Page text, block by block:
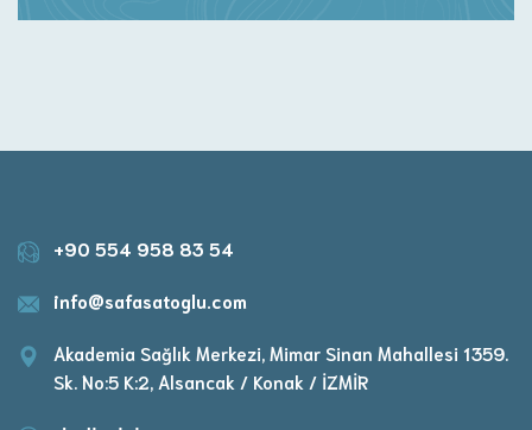
+90 554 958 83 54
info@safasatoglu.com
Akademia Sağlık Merkezi, Mimar Sinan Mahallesi 1359.
Sk. No:5 K:2, Alsancak / Konak / İZMİR